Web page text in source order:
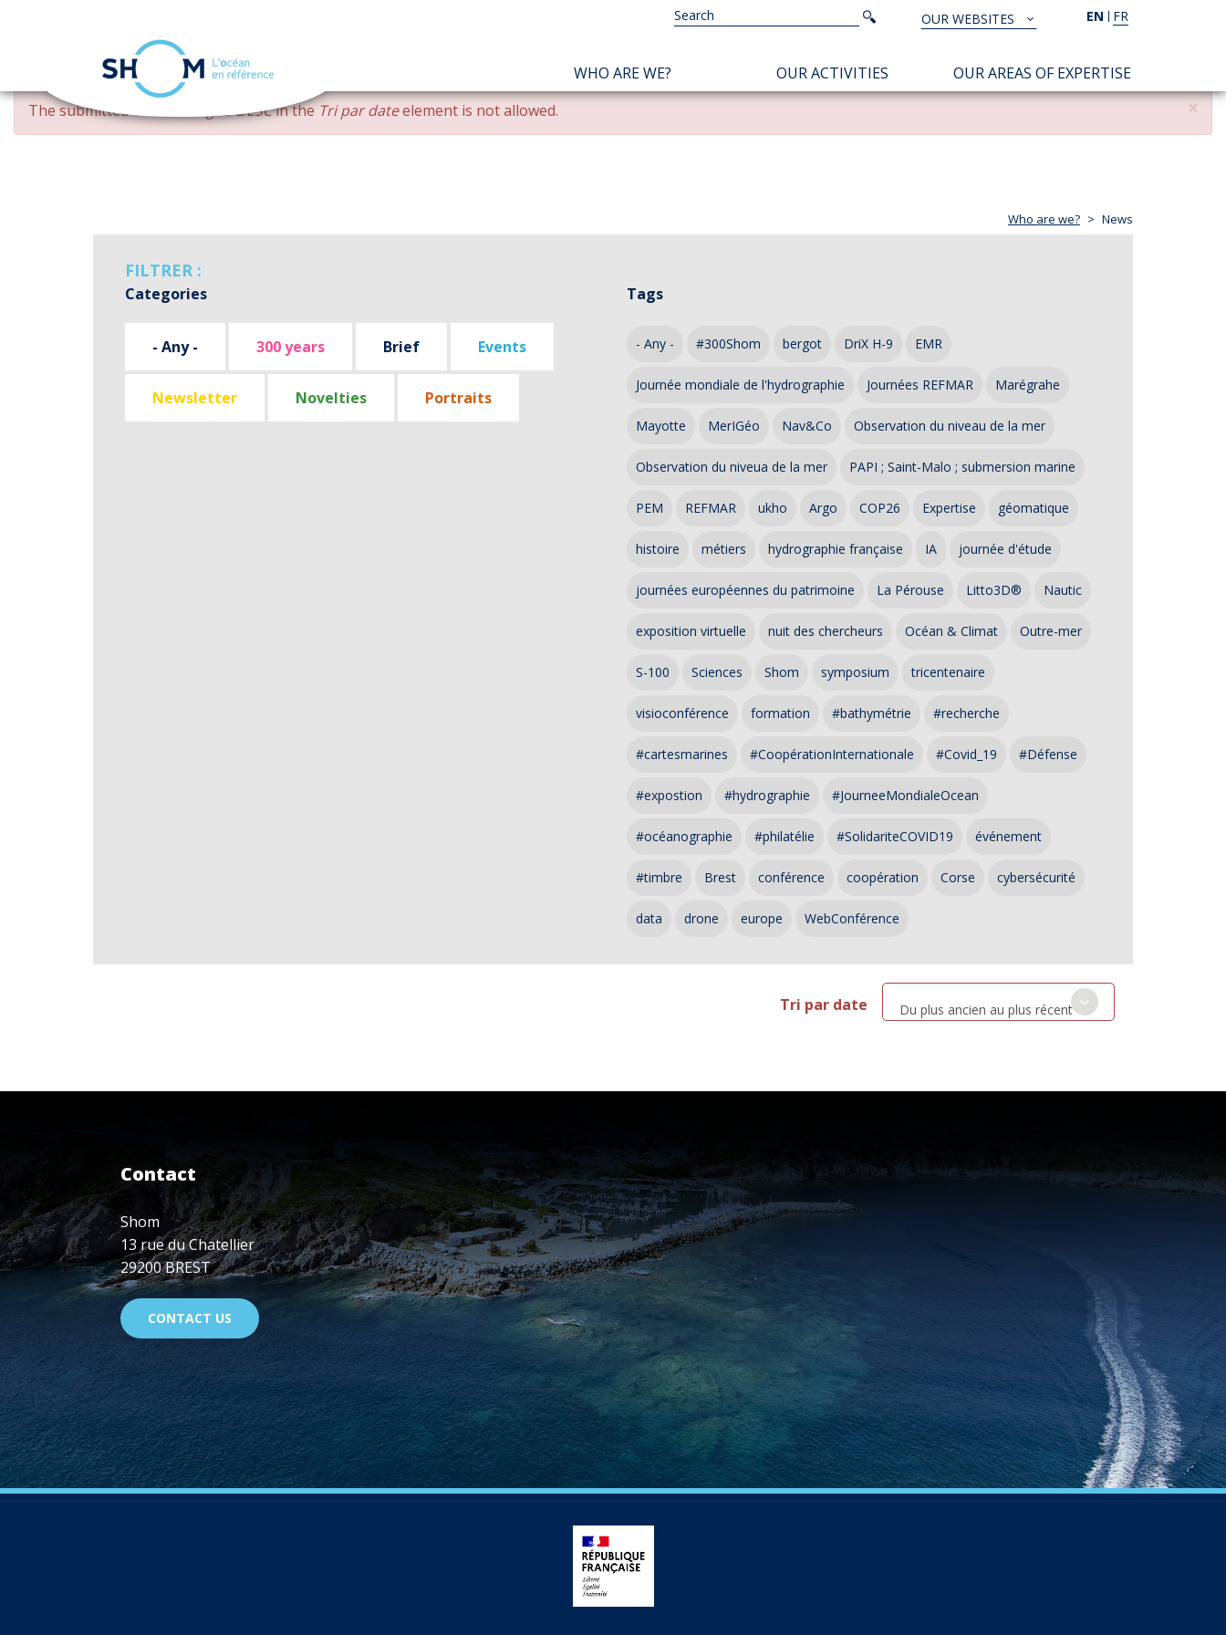
Skip
main
EN FR
TOUS
NOS
SITES
OUR WEBSITES
Search
Search
NAVIGATION
PRINCIPALE
WHO ARE WE? OUR ACTIVITIES OUR AREAS OF EXPERTISE
×
ERROR
MESSAGE
The submitted value changed DESCin theTri par dateelement is not allowed.
Who are we? News
FILTRER :
Categories
- Any - 300 years Brief Events
Newsletter Novelties Portraits
Tags
- Any - #300Shom bergot DriX H-9 EMR
Journée mondiale de l'hydrographie Journées REFMAR Marégrahe
Mayotte MerIGéo Nav&Co Observation du niveau de la mer
Observation du niveua de la mer PAPI ; Saint-Malo ; submersion marine
PEM REFMAR ukho Argo COP26 Expertise géomatique
histoire métiers hydrographie française IA journée d'étude
journées européennes du patrimoine La Pérouse Litto3D® Nautic
exposition virtuelle nuit des chercheurs Océan & Climat Outre-mer
S-100 Sciences Shom symposium tricentenaire
visioconférence formation #bathymétrie #recherche
#cartesmarines #CoopérationInternationale #Covid_19 #Défense
#expostion #hydrographie #JourneeMondialeOcean
#océanographie #philatélie #SolidariteCOVID19 événement
#timbre Brest conférence coopération Corse cybersécurité
data drone europe WebConférence
Tri par date Du plus ancien au plus récent
Contact
Shom
13 rue du Chatellier
29200 BREST
CONTACT US